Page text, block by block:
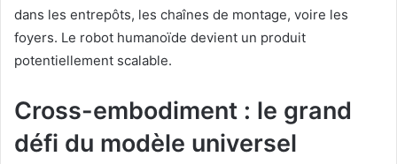
dans les entrepôts, les chaînes de montage, voire les
foyers. Le robot humanoïde devient un produit
potentiellement scalable.
Cross-embodiment : le grand
défi du modèle universel